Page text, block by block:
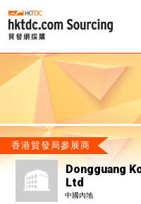
香港貿發局參展商
Dongguang
Ltd
中國內地